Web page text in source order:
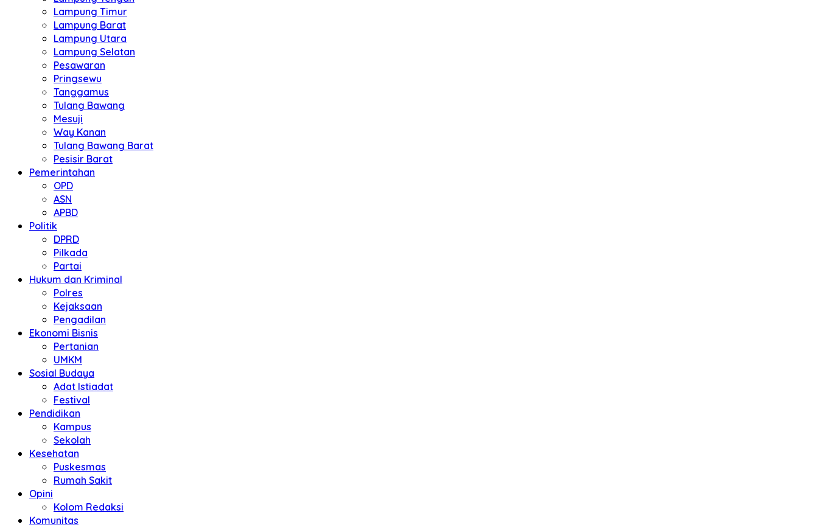
Lampung Timur
Lampung Barat
Lampung Utara
Lampung Selatan
Pesawaran
Pringsewu
Tanggamus
Tulang Bawang
Mesuji
Way Kanan
Tulang Bawang Barat
Pesisir Barat
Pemerintahan
OPD
ASN
APBD
Politik
DPRD
Pilkada
Partai
Hukum dan Kriminal
Polres
Kejaksaan
Pengadilan
Ekonomi Bisnis
Pertanian
UMKM
Sosial Budaya
Adat Istiadat
Festival
Pendidikan
Kampus
Sekolah
Kesehatan
Puskesmas
Rumah Sakit
Opini
Kolom Redaksi
Komunitas